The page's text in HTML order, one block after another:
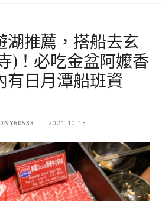
湖推薦，搭船去玄
)！必吃金盆阿嬤香
有日月潭船班資
2021-10-13